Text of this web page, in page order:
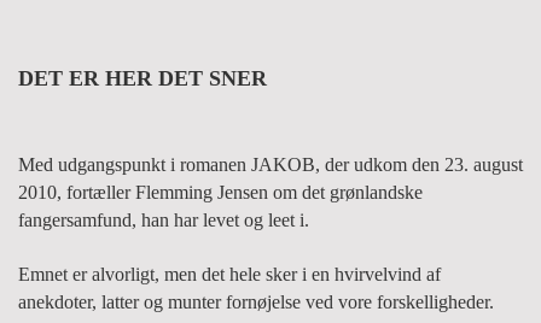
DET ER HER DET SNER
Med udgangspunkt i romanen JAKOB, der udkom den 23. august
2010, fortæller Flemming Jensen om det grønlandske
fangersamfund, han har levet og leet i.
Emnet er alvorligt, men det hele sker i en hvirvelvind af
anekdoter, latter og munter fornøjelse ved vore forskelligheder.